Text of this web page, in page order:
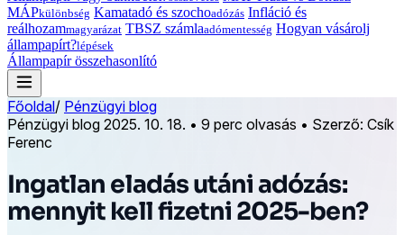
MÁPkülönbség Kamatadó és szochoadózás Infláció és
reálhozammagyarázat TBSZ számlaadómentesség Hogyan vásárolj
állampapírt?lépések
Állampapír összehasonlító
Főoldal/ Pénzügyi blog
Pénzügyi blog 2025. 10. 18. • 9 perc olvasás • Szerző: Csík
Ferenc
Ingatlan eladás utáni adózás:
mennyit kell fizetni 2025-ben?